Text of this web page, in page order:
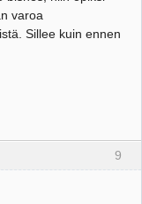
varoa
Sillee kuin ennen
9